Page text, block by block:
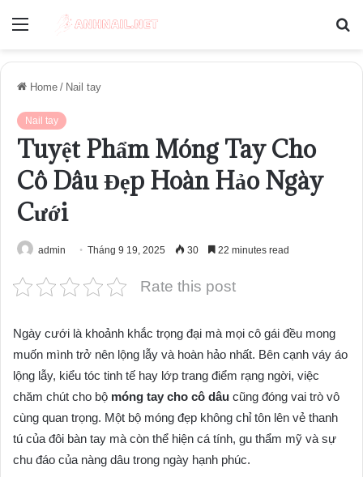
Menu
Home / Nail tay
Nail tay
Tuyệt Phẩm Móng Tay Cho
Cô Dâu Đẹp Hoàn Hảo Ngày
Cưới
admin Tháng 9 19, 2025 30 22 minutes read
Rate this post
Ngày cưới là khoảnh khắc trọng đại mà mọi cô gái đều mong
muốn mình trở nên lộng lẫy và hoàn hảo nhất. Bên cạnh váy áo
lộng lẫy, kiểu tóc tinh tế hay lớp trang điểm rạng ngời, việc
chăm chút cho bộ móng tay cho cô dâu cũng đóng vai trò vô
cùng quan trọng. Một bộ móng đẹp không chỉ tôn lên vẻ thanh
tú của đôi bàn tay mà còn thể hiện cá tính, gu thẩm mỹ và sự
chu đáo của nàng dâu trong ngày hạnh phúc.